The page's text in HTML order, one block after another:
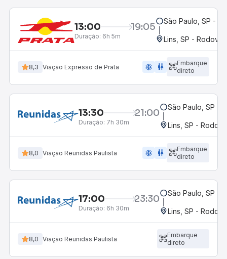
13:00 19:05
Duração: 6h 5m
São Paulo, SP -
Lins, SP -
8,3 Viação Expresso de Prata ac_unit wc
Embarque
direto
13:30 21:00
Duração: 7h 30m
São Paulo, SP -
Lins, SP -
8,0 Viação Reunidas Paulista ac_unit wc
Embarque
direto
17:00 23:30
Duração: 6h 30m
São Paulo, SP -
Lins, SP -
8,0 Viação Reunidas Paulista
Embarque
direto